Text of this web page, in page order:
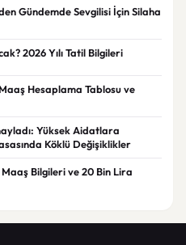
Gündemde Sevgilisi İçin Silaha
2026 Yılı Tatil Bilgileri
Hesaplama Tablosu ve
Yüksek Aidatlara
Köklü Değişiklikler
Bilgileri ve 20 Bin Lira